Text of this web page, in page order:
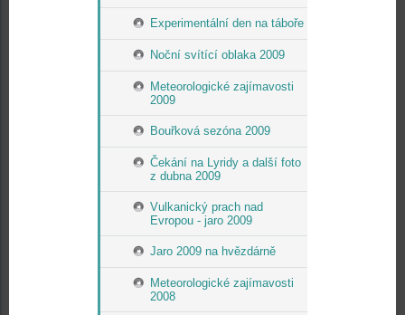
Experimentální den na táboře
Noční svítící oblaka 2009
Meteorologické zajímavosti
2009
Bouřková sezóna 2009
Čekání na Lyridy a další foto
z dubna 2009
Vulkanický prach nad
Evropou - jaro 2009
Jaro 2009 na hvězdárně
Meteorologické zajímavosti
2008